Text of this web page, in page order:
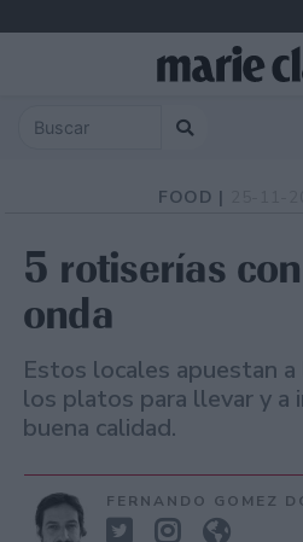
FOOD |
5 rotiserías
onda
Estos locales apuestan
los platos para llevar y a
buena calidad.
FERNANDO GOMEZ